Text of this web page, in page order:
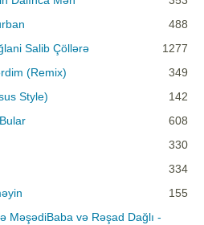
488
Salib Çöllərə
1277
(Remix)
349
Style)
142
608
330
334
155
MəşədiBaba və Rəşad Dağlı -